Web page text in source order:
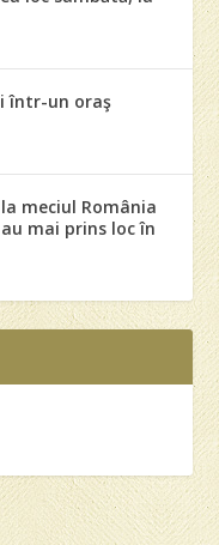
într-un oraş
meciul România
mai prins loc în